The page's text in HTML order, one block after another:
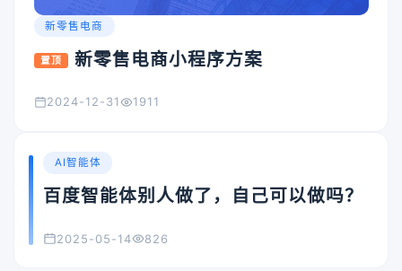
新零售电商
置顶 新零售电商小程序方案
2024-12-31 1911
AI智能体
百度智能体别人做了，自己可以做吗？
2025-05-14 826